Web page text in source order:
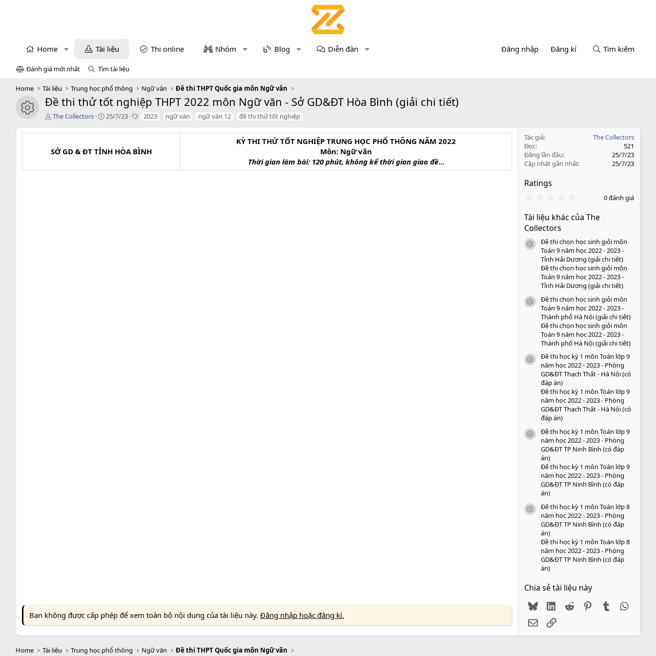
Home Tài liệu Thi online Nhóm Blog Diễn đàn Đăng nhập Đăng kí Tìm kiếm
Đánh giá mới nhất Tìm tài liệu
Home Tài liệu Trung học phổ thông Ngữ văn Đề thi THPT Quốc gia môn Ngữ văn
icon tài liệu
Đề thi thử tốt nghiệp THPT 2022 môn Ngữ văn - Sở GD&ĐT Hòa Bình (giải chi tiết)
T
c
i
The Collectors
C
e
t
o
25/7/23
T
g
2023 ngữ văn ngữ văn 12 đề thi thử tốt nghiệp
SỞ GD & ĐT TỈNH HÒA BÌNH
KỲ THI THỬ TỐT NGHIỆP TRUNG HỌC PHỔ THÔNG NĂM 2022
Môn: Ngữ văn
Thời gian làm bài: 120 phút, không kể thời gian giao đề...
Bạn không được cấp phép để xem toàn bộ nội dung của tài liệu này. Đăng nhập hoặc đăng kí.
Tác giả
The Collectors
Đọc
521
Đăng lần đầu
25/7/23
Cập nhật gần nhất
25/7/23
Ratings
0
0
o
0 đánh giá
Tài liệu khác của The
Collectors
icon tài liệu
Đề thi chọn học sinh giỏi môn
Toán 9 năm học 2022 - 2023 -
Tỉnh Hải Dương (giải chi tiết)
Đề thi chọn học sinh giỏi môn
Toán 9 năm học 2022 - 2023 -
Tỉnh Hải Dương (giải chi tiết)
icon tài liệu
Đề thi chọn học sinh giỏi môn
Toán 9 năm học 2022 - 2023 -
Thành phố Hà Nội (giải chi tiết)
Đề thi chọn học sinh giỏi môn
Toán 9 năm học 2022 - 2023 -
Thành phố Hà Nội (giải chi tiết)
icon tài liệu
Đề thi học kỳ 1 môn Toán lớp 9
năm học 2022 - 2023 - Phòng
GD&ĐT Thạch Thất - Hà Nội (có
đáp án)
Đề thi học kỳ 1 môn Toán lớp 9
năm học 2022 - 2023 - Phòng
GD&ĐT Thạch Thất - Hà Nội (có
đáp án)
icon tài liệu
Đề thi học kỳ 1 môn Toán lớp 9
năm học 2022 - 2023 - Phòng
GD&ĐT TP Ninh Bình (có đáp
án)
Đề thi học kỳ 1 môn Toán lớp 9
năm học 2022 - 2023 - Phòng
GD&ĐT TP Ninh Bình (có đáp
án)
icon tài liệu
Đề thi học kỳ 1 môn Toán lớp 8
năm học 2022 - 2023 - Phòng
GD&ĐT TP Ninh Bình (có đáp
án)
Đề thi học kỳ 1 môn Toán lớp 8
năm học 2022 - 2023 - Phòng
GD&ĐT TP Ninh Bình (có đáp
án)
Chia sẻ tài liệu này
BlueskyLinkedIn
Reddit PinterestTumblr
EmailLink
Home Tài liệu Trung học phổ thông Ngữ văn Đề thi THPT Quốc gia môn Ngữ văn